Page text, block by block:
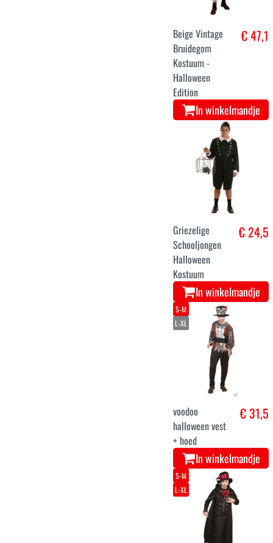
Beige Vintage
Bruidegom
Kostuum -
Halloween
Edition
€ 47,1
In winkelmandje
Griezelige
Schooljongen
Halloween
Kostuum
€ 24,5
In winkelmandje
S-M
L-XL
voodoo
halloween vest
+ hoed
€ 31,5
In winkelmandje
S-M
L-XL